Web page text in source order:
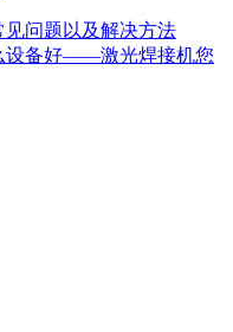
问题以及解决方法
设备好——激光焊接机您